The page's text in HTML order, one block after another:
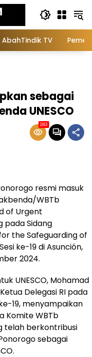
AbahTindik TV
sebagai
UNESCO
283
resmi masuk
WBTb
of Urgent
pada Sidang
the Safeguarding of
ke-19 di Asunción,
2024.
UNESCO, Mohamad
Delegasi RI pada
19, menyampaikan
Komite WBTb
telah berkontribusi
sebagai